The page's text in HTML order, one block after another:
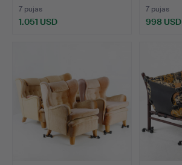
7 pujas
1.051 USD
7 pujas
998 USD